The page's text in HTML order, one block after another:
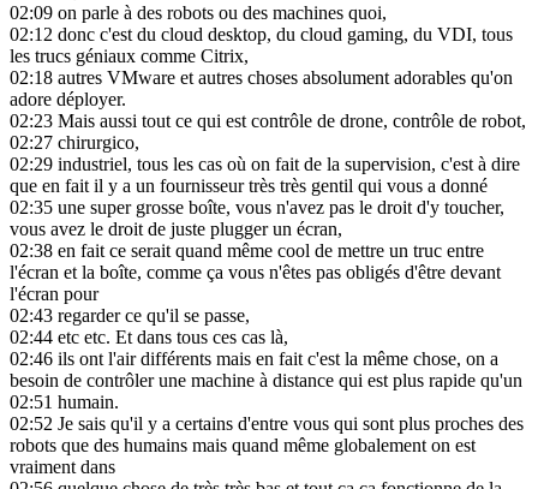
02:09 on parle à des robots ou des machines quoi,
02:12 donc c'est du cloud desktop, du cloud gaming, du VDI, tous
les trucs géniaux comme Citrix,
02:18 autres VMware et autres choses absolument adorables qu'on
adore déployer.
02:23 Mais aussi tout ce qui est contrôle de drone, contrôle de robot,
02:27 chirurgico,
02:29 industriel, tous les cas où on fait de la supervision, c'est à dire
que en fait il y a un fournisseur très très gentil qui vous a donné
02:35 une super grosse boîte, vous n'avez pas le droit d'y toucher,
vous avez le droit de juste plugger un écran,
02:38 en fait ce serait quand même cool de mettre un truc entre
l'écran et la boîte, comme ça vous n'êtes pas obligés d'être devant
l'écran pour
02:43 regarder ce qu'il se passe,
02:44 etc etc. Et dans tous ces cas là,
02:46 ils ont l'air différents mais en fait c'est la même chose, on a
besoin de contrôler une machine à distance qui est plus rapide qu'un
02:51 humain.
02:52 Je sais qu'il y a certains d'entre vous qui sont plus proches des
robots que des humains mais quand même globalement on est
vraiment dans